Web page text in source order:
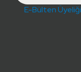
E-Bülten